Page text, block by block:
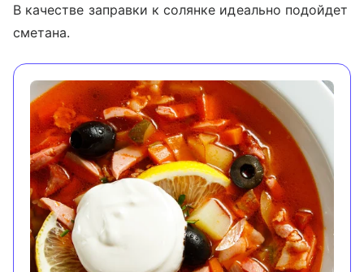
В качестве заправки к солянке идеально подойдет
сметана.